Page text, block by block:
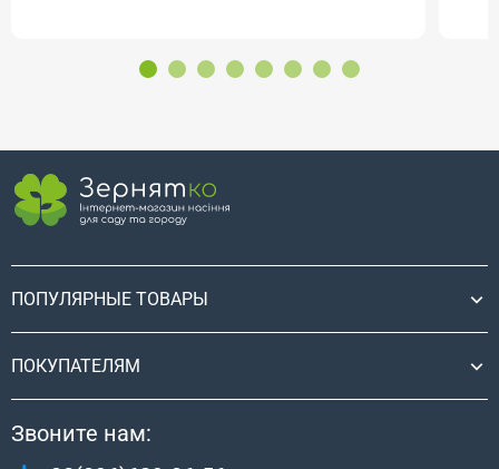
ПОПУЛЯРНЫЕ ТОВАРЫ
ПОКУПАТЕЛЯМ
Звоните нам: